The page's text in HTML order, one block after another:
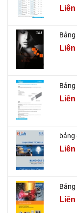
Bảng
Bảng
bảng
Bảng